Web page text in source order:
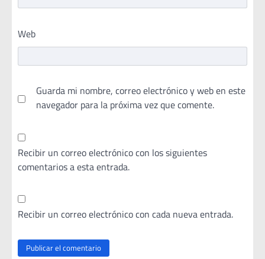
Web
Guarda mi nombre, correo electrónico y web en este
navegador para la próxima vez que comente.
Recibir un correo electrónico con los siguientes
comentarios a esta entrada.
Recibir un correo electrónico con cada nueva entrada.